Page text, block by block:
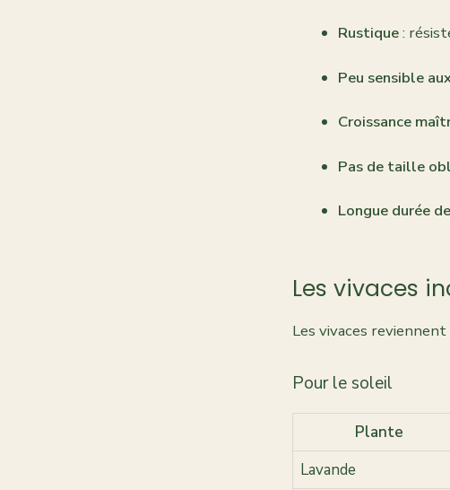
Rustique:
Peu sensible
Croissance
Pas de taille
Longue durée
Les vivaces
Les vivaces reviennent
Pour le soleil
Plante
Lavande